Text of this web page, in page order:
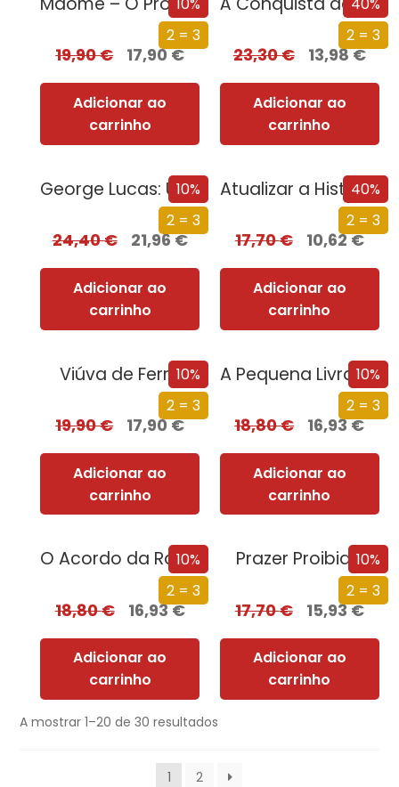
10%
2 = 3
19,90€ 17,90€
Adicionar ao
carrinho
40%
2 = 3
23,30€ 13,98€
Adicionar ao
carrinho
10%
2 = 3
George Lucas: Uma Vida
24,40€ 21,96€
Adicionar ao
carrinho
40%
2 = 3
Atualizar a História
17,70€ 10,62€
Adicionar ao
carrinho
10%
2 = 3
Viúva de Ferro
19,90€ 17,90€
Adicionar ao
carrinho
10%
2 = 3
A Pequena Livraria dos Recomeços
18,80€ 16,93€
Adicionar ao
carrinho
10%
2 = 3
O Acordo da Rainha
18,80€ 16,93€
Adicionar ao
carrinho
10%
2 = 3
Prazer Proibido
17,70€ 15,93€
Adicionar ao
carrinho
A mostrar 1–20 de 30 resultados
1 2